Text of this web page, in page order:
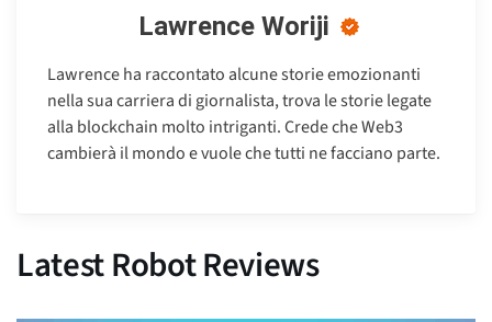
Lawrence Woriji
Lawrence ha raccontato alcune storie emozionanti
nella sua carriera di giornalista, trova le storie legate
alla blockchain molto intriganti. Crede che Web3
cambierà il mondo e vuole che tutti ne facciano parte.
Latest Robot Reviews